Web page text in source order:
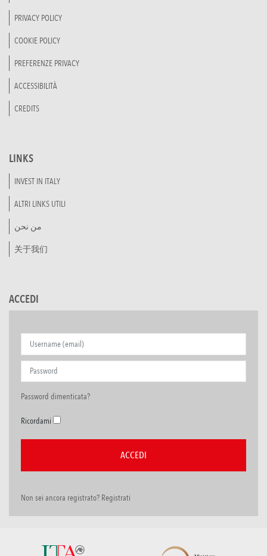
PRIVACY POLICY
COOKIE POLICY
PREFERENZE PRIVACY
ACCESSIBILITÀ
CREDITS
LINKS
INVEST IN ITALY
ALTRI LINKS UTILI
من نحن
关于我们
ACCEDI
Password dimenticata?
Ricordami
Non sei ancora registrato? Registrati